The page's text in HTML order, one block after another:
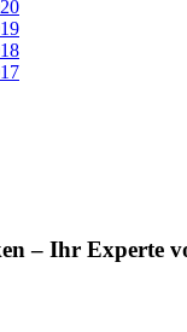
– Ihr Experte